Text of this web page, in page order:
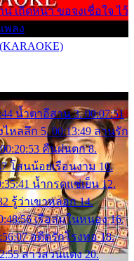
เถิดหนา ขอจงเชื่อใจ ไว้
พลง
น้ำตาอีสาน 3. 00:07:51
หลลึก 5. 00:13:49 ลานรัก
คืนฝนตก 8.
โสนน้อยเรือนงาม 10.
น้ำกรดแช่เย็น 12.
รู้ว่าเขาหลอก 14.
เรือล่มในหนอง 16.
อดีตรักโรงทอ 18.
สาวสวนแตง 20.